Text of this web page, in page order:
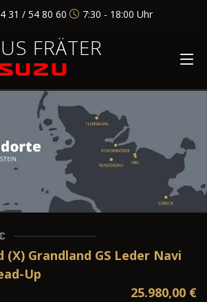
31 / 54 80 60 7:30 - 18:00 Uhr
FRÄTER
(X) Grandland GS Leder Navi
Up
25.980,00 €